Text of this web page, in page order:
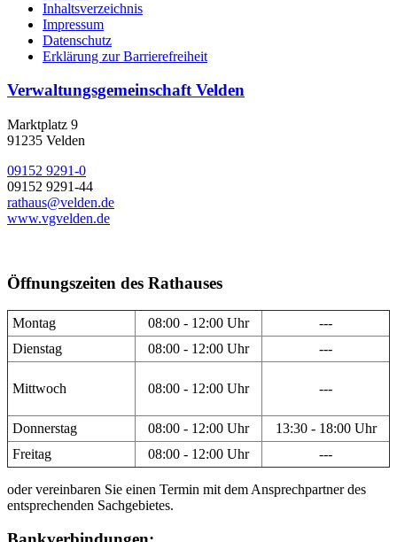
Inhaltsverzeichnis
Impressum
Datenschutz
Erklärung zur Barrierefreiheit
Verwaltungsgemeinschaft Velden
Marktplatz 9
91235 Velden
09152 9291-0
09152 9291-44
rathaus@velden.de
www.vgvelden.de
Öffnungszeiten des Rathauses
Montag 08:00 - 12:00 Uhr
---
Dienstag
08:00 - 12:00 Uhr ---
Mittwoch 08:00 - 12:00 Uhr ---
Donnerstag 08:00 - 12:00 Uhr
13:30 - 18:00 Uhr
Freitag
08:00 - 12:00 Uhr ---
oder vereinbaren Sie einen Termin mit dem Ansprechpartner des
entsprechenden Sachgebietes.